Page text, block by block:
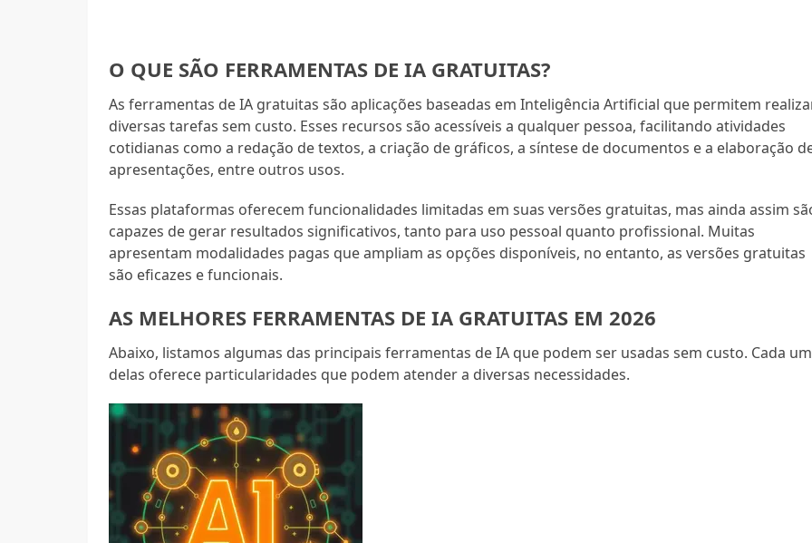
O QUE SÃO FERRAMENTAS DE IA GRATUITAS?
As ferramentas de IA gratuitas são aplicações baseadas em Inteligência Artificial que permitem
diversas tarefas sem custo. Esses recursos são acessíveis a qualquer pessoa, facilitando atividades
cotidianas como a redação de textos, a criação de gráficos, a síntese de documentos e a elaboração
apresentações, entre outros usos.
Essas plataformas oferecem funcionalidades limitadas em suas versões gratuitas, mas ainda assim
capazes de gerar resultados significativos, tanto para uso pessoal quanto profissional. Muitas
apresentam modalidades pagas que ampliam as opções disponíveis, no entanto, as versões gratuitas
são eficazes e funcionais.
AS MELHORES FERRAMENTAS DE IA GRATUITAS EM 2026
Abaixo, listamos algumas das principais ferramentas de IA que podem ser usadas sem custo. Cada
delas oferece particularidades que podem atender a diversas necessidades.